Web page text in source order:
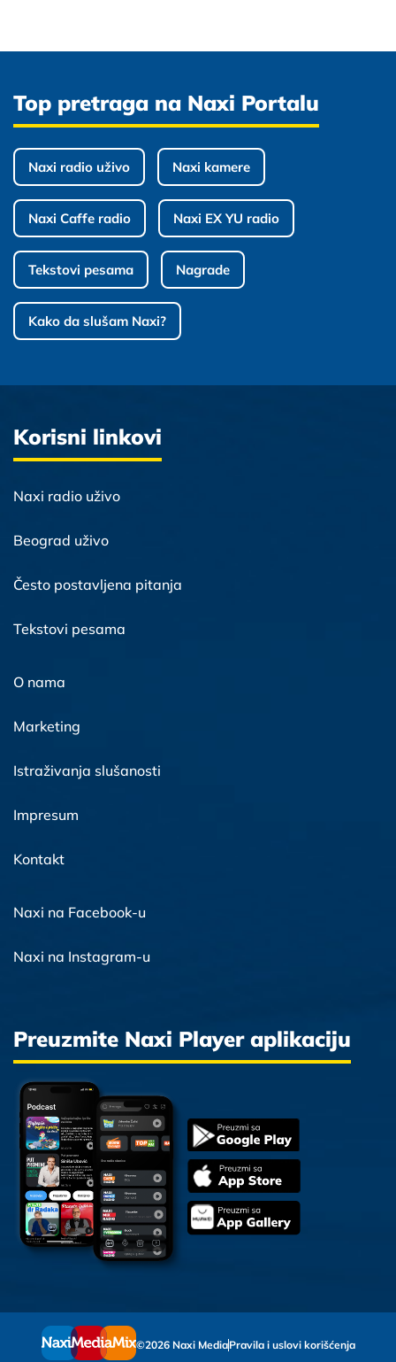
Top pretraga na Naxi Portalu
Naxi radio uživo Naxi kamere
Naxi Caffe radio Naxi EX YU radio
Tekstovi pesama Nagrade
Kako da slušam Naxi?
Korisni linkovi
Naxi radio uživo
Beograd uživo
Često postavljena pitanja
Tekstovi pesama
O nama
Marketing
Istraživanja slušanosti
Impresum
Kontakt
Naxi na Facebook-u
Naxi na Instagram-u
Preuzmite Naxi Player aplikaciju
©2026 Naxi MediaPravila i uslovi korišćenja